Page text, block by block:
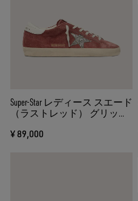
Super-Star レディース スエード
（ラストレッド） グリッタ
¥ 89,000